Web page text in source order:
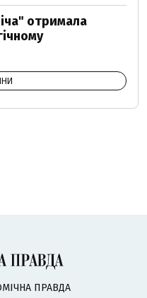
отримала
ПРАВДА